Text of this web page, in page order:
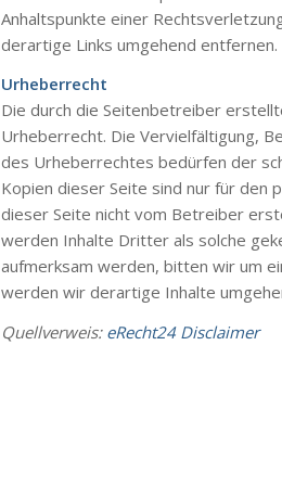
Anhaltspunkte einer
derartige Links umgehend entfernen.
Urheberrecht
Die durch die Seitenbetreiber
Urheberrecht. Die Vervielfältigung,
des Urheberrechtes bedürfen der
Kopien dieser Seite sind nur für den
dieser Seite nicht vom Betreiber
werden Inhalte Dritter als solche
aufmerksam werden, bitten wir um
werden wir derartige Inhalte
Quellverweis: eRecht24 Disclaimer